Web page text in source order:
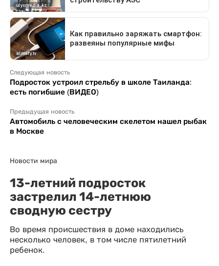
Следующая новость
Подросток устроил стрельбу в школе Таиланда:
есть погибшие (ВИДЕО)
Предыдущая новость
Автомобиль с человеческим скелетом нашел рыбак
в Москве
Новости мира
13-летний подросток
застрелил 14-летнюю
сводную сестру
Во время происшествия в доме находились
несколько человек, в том числе пятилетний
ребенок.